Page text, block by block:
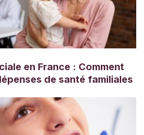
en France : Comment
de santé familiales